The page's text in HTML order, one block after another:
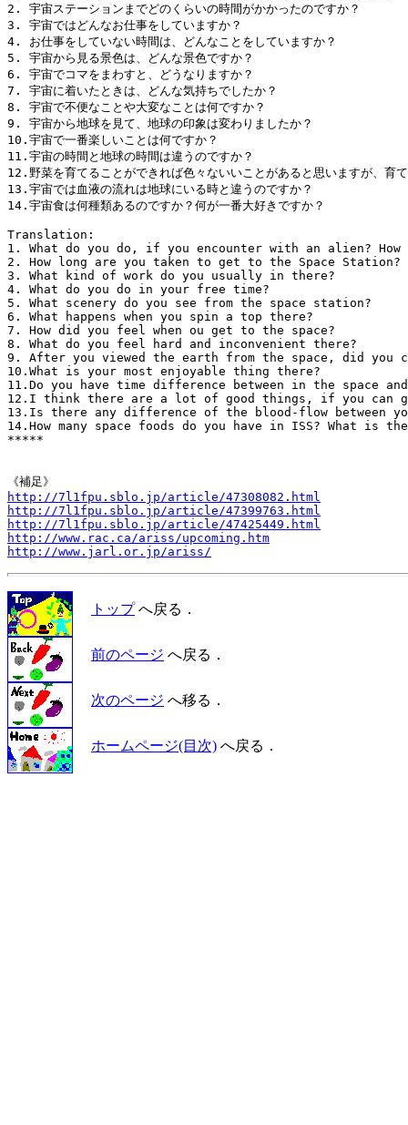
2. 宇宙ステーションまでどのくらいの時間がかかったのですか？
3. 宇宙ではどんなお仕事をしていますか？
4. お仕事をしていない時間は、どんなことをしていますか？
5. 宇宙から見る景色は、どんな景色ですか？
6. 宇宙でコマをまわすと、どうなりますか？
7. 宇宙に着いたときは、どんな気持ちでしたか？
8. 宇宙で不便なことや大変なことは何ですか？
9. 宇宙から地球を見て、地球の印象は変わりましたか？
10.宇宙で一番楽しいことは何ですか？
11.宇宙の時間と地球の時間は違うのですか？
12.野菜を育てることができれば色々ないいことがあると思いますが、育
13.宇宙では血液の流れは地球にいる時と違うのですか？
14.宇宙食は何種類あるのですか？何が一番大好きですか？
Translation:
1. What do you do, if you encounter with an alien? How
2. How long are you taken to get to the Space Station?
3. What kind of work do you usually in there?
4. What do you do in your free time?
5. What scenery do you see from the space station?
6. What happens when you spin a top there?
7. How did you feel when ou get to the space?
8. What do you feel hard and inconvenient there?
9. After you viewed the earth from the space, did you
10.What is your most enjoyable thing there?
11.Do you have time difference between in the space
12.I think there are a lot of good things, if you can
13.Is there any difference of the blood-flow between
14.How many space foods do you have in ISS? What is
*****
http://7l1fpu.sblo.jp/article/47308082.html
http://7l1fpu.sblo.jp/article/47399763.html
http://7l1fpu.sblo.jp/article/47425449.html
http://www.rac.ca/ariss/upcoming.htm
http://www.jarl.or.jp/ariss/
トップへ戻る．
前のページ へ戻る．
次のページ へ移る．
ホームページ(目次) へ戻る．